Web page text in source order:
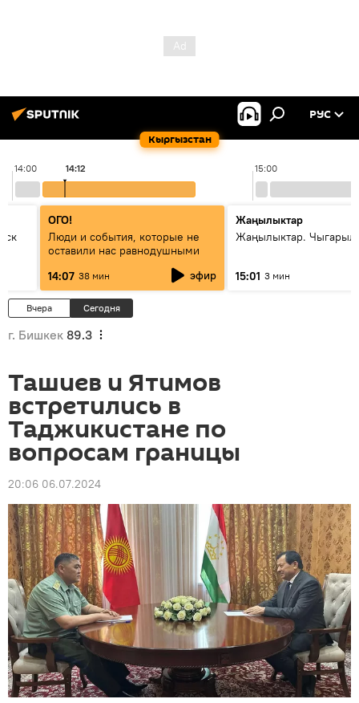
Кыргызстан
РУС
14:00 15:00
14:12
ОГО!
Люди и события, которые не
оставили нас равнодушными
14:07 38 мин эфир
Жаңылыктар
Жаңылыктар.
15:01 3 мин
Вчера Сегодня
г. Бишкек 89.3
Ташиев и Ятимов
встретились в
Таджикистане по
вопросам границы
20:06 06.07.2024